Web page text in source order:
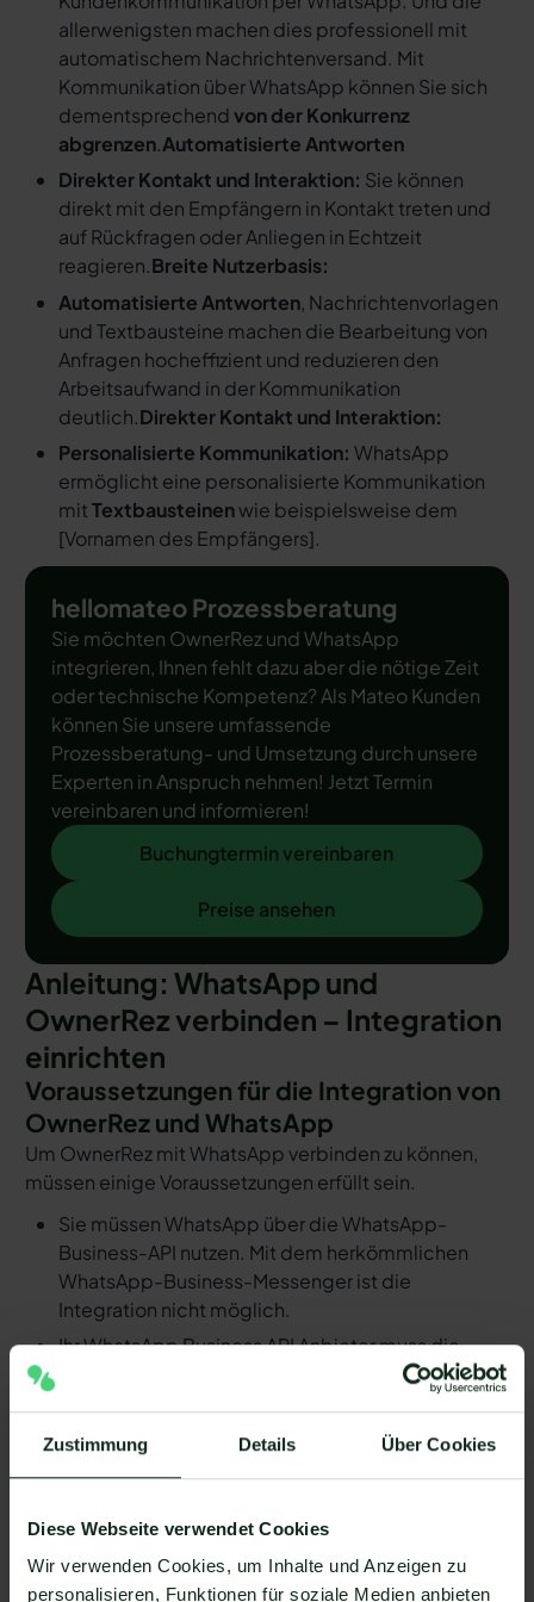
Zustimmung Details Über Cookies
Diese Webseite verwendet Cookies
Wir verwenden Cookies, um Inhalte und Anzeigen zu
personalisieren, Funktionen für soziale Medien anbieten
allerwenigsten machen dies professionell mit
automatischem Nachrichtenversand. Mit
Kommunikation über WhatsApp können Sie sich
dementsprechendvon der Konkurrenz
abgrenzen.Automatisierte Antworten
Direkter Kontakt und Interaktion: Sie können
direkt mit den Empfängern in Kontakt treten und
auf Rückfragen oder Anliegen in Echtzeit
reagieren.Breite Nutzerbasis:
Automatisierte Antworten, Nachrichtenvorlagen
und Textbausteine machen die Bearbeitung von
Anfragen hocheffizient und reduzieren den
Arbeitsaufwand in der Kommunikation
deutlich.Direkter Kontakt und Interaktion:
Personalisierte Kommunikation: WhatsApp
ermöglicht eine personalisierte Kommunikation
mitTextbausteinenwie beispielsweise dem
[Vornamen des Empfängers].
hellomateo Prozessberatung
Sie möchten OwnerRez und WhatsApp
integrieren, Ihnen fehlt dazu aber die nötige Zeit
oder technische Kompetenz? Als Mateo Kunden
können Sie unsere umfassende
Prozessberatung- und Umsetzung durch unsere
Experten in Anspruch nehmen! Jetzt Termin
vereinbaren und informieren!
Buchungtermin vereinbaren
Buchungtermin vereinbaren
Preise ansehen
Preise ansehen
Anleitung: WhatsApp und
OwnerRez verbinden – Integration
einrichten
Voraussetzungen für die Integration von
OwnerRez und WhatsApp
Um OwnerRez mit WhatsApp verbinden zu können,
müssen einige Voraussetzungen erfüllt sein.
Sie müssen WhatsApp über die WhatsApp-
Business-API nutzen. Mit dem herkömmlichen
WhatsApp-Business-Messenger ist die
Integration nicht möglich.
Ihr WhatsApp Business API Anbieter muss die
nötige Software bereitstellen, um die Integration
zu ermöglichen. Längst nicht alle Anbieter der
WhatsApp API sind in der Lage, eine Integration
von OwnerRez und WhatsApp zu ermöglichen. Mit
über 6.000 Apps zur Verfügung, die Sie mit
natürlich auch OwnerRez !